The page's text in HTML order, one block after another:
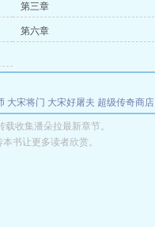
第三章
第六章
大宋将门 大宋好屠夫 超级传奇商店
聊天群 某美漫的特工 我夺舍了魔皇
收集潘朵拉最新章节。
书让更多读者欣赏。